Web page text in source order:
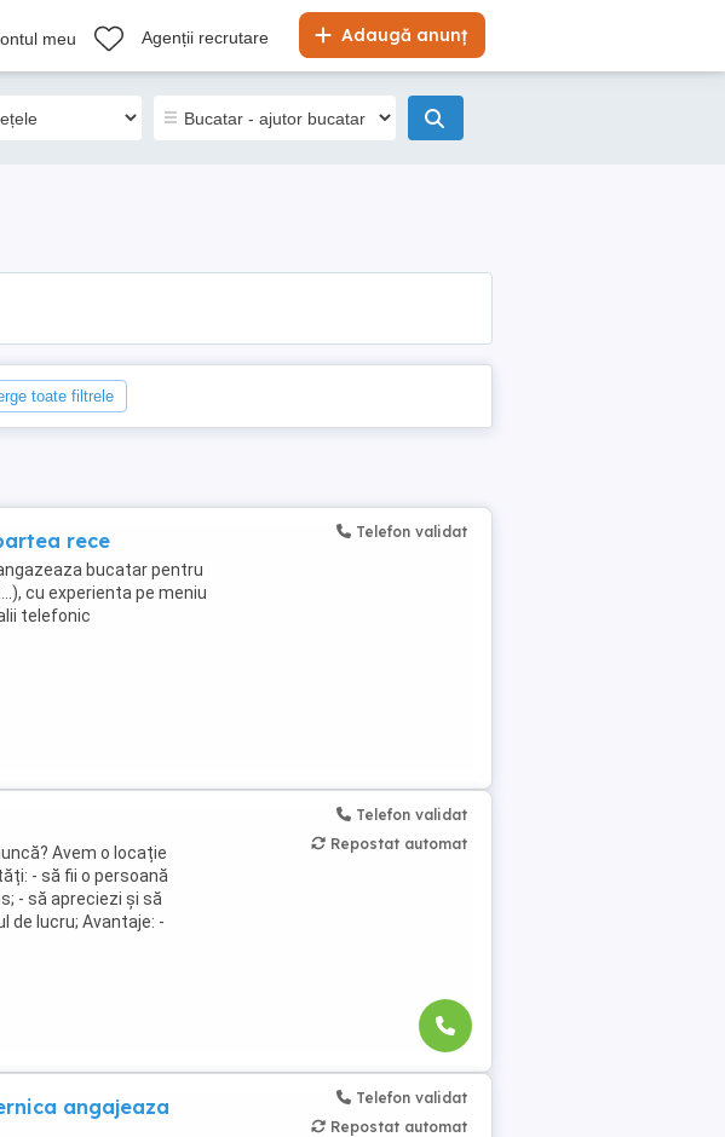
Adaugă anunț
meu Agenții recrutare
toate filtrele
rece
bucatar pentru
cu experienta pe meniu
telefonic
Telefon validat
Avem o locație
- să fii o persoană
- să apreciezi și să
de lucru; Avantaje: -
Telefon validat
Repostat automat
angajeaza
Telefon validat
Repostat automat